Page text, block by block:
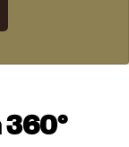
360°